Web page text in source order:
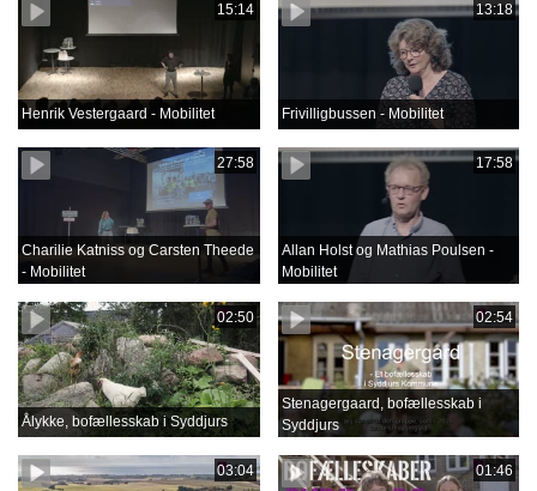
15:14
Henrik Vestergaard - Mobilitet
13:18
Frivilligbussen - Mobilitet
27:58
Charilie Katniss og Carsten Theede
- Mobilitet
17:58
Allan Holst og Mathias Poulsen -
Mobilitet
02:50
Ålykke, bofællesskab i Syddjurs
02:54
Stenagergaard, bofællesskab i
Syddjurs
03:04 01:46